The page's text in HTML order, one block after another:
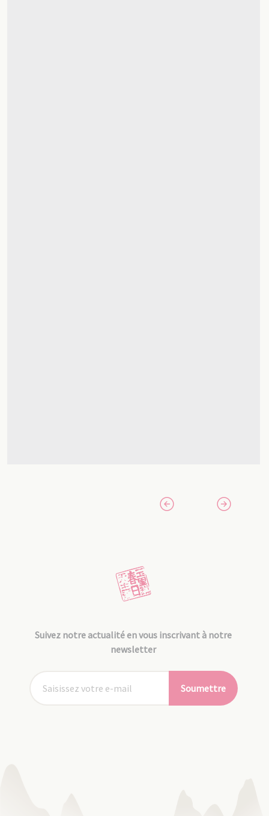
Suivez notre actualité en vous inscrivant à notre
newsletter
Soumettre